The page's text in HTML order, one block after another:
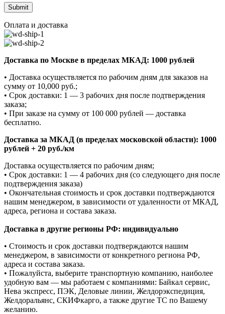
Оплата и доставка
Доставка по Москве в пределах МКАД: 1000 рублей
• Доставка осуществляется по рабочим дням для заказов на
сумму от 10,000 руб.;
• Срок доставки: 1 — 3 рабочих дня после подтверждения
заказа;
• При заказе на сумму от 100 000 рублей — доставка
бесплатно.
Доставка за МКАД (в пределах московской области): 1000
рублей + 20 руб./км
Доставка осуществляется по рабочим дням;
• Срок доставки: 1 — 4 рабочих дня (со следующего дня после
подтверждения заказа)
• Окончательная стоимость и срок доставки подтверждаются
нашим менеджером, в зависимости от удаленности от МКАД,
адреса, региона и состава заказа.
Доставка в другие регионы РФ: индивидуально
• Стоимость и срок доставки подтверждаются нашим
менеджером, в зависимости от конкретного региона РФ,
адреса и состава заказа.
• Пожалуйста, выберите транспортную компанию, наиболее
удобную вам — мы работаем с компаниями: Байкал сервис,
Нева экспресс, ПЭК, Деловые линии, Желдорэкспедиция,
Желдоральянс, СКИФкарго, а также другие ТС по Вашему
желанию.